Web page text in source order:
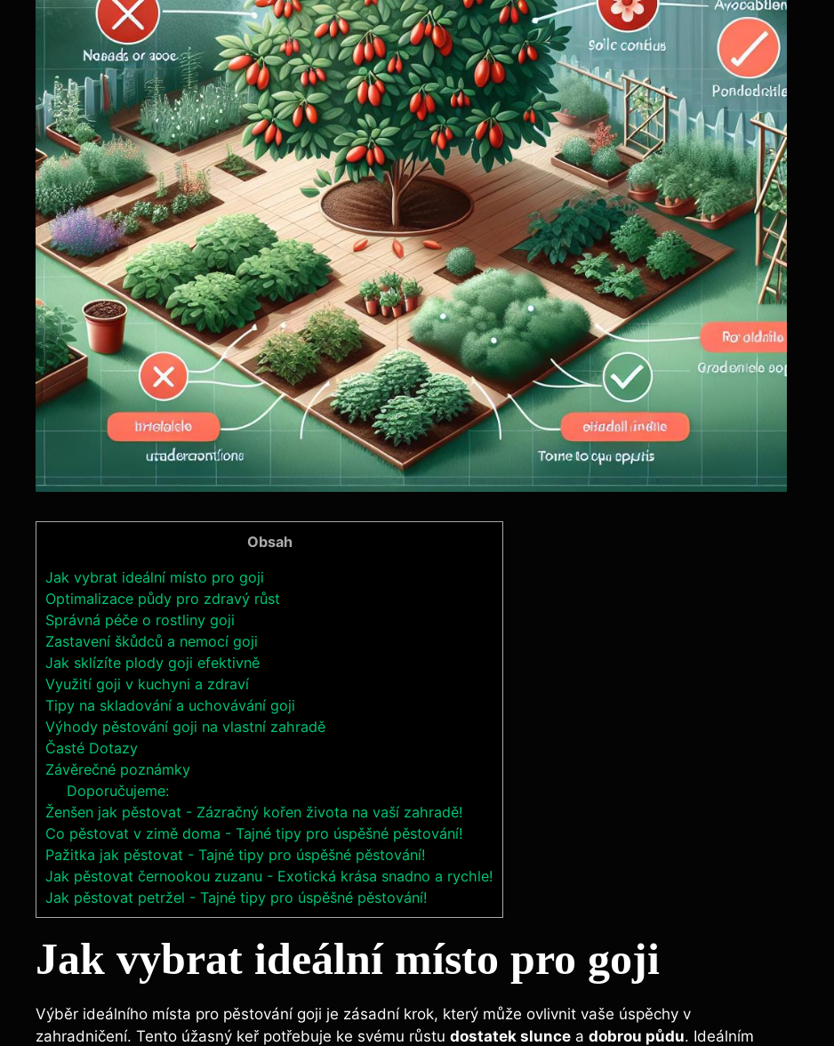
Obsah
Jak vybrat ideální místo pro goji
Optimalizace půdy pro zdravý růst
Správná péče o rostliny goji
Zastavení škůdců a nemocí goji
Jak sklízíte plody goji efektivně
Využití goji v kuchyni a zdraví
Tipy na skladování a uchovávání goji
Výhody pěstování goji na vlastní zahradě
Časté Dotazy
Závěrečné poznámky
Doporučujeme:
Ženšen jak pěstovat - Zázračný kořen života na vaší zahradě!
Co pěstovat v zimě doma - Tajné tipy pro úspěšné pěstování!
Pažitka jak pěstovat - Tajné tipy pro úspěšné pěstování!
Jak pěstovat černookou zuzanu - Exotická krása snadno a rychle!
Jak pěstovat petržel - Tajné tipy pro úspěšné pěstování!
Jak vybrat ideální místo pro goji
Výběr ideálního místa pro pěstování goji je zásadní krok, který může ovlivnit vaše úspěchy v
zahradničení. Tento úžasný keř potřebuje ke svému růstu dostatek slunce a dobrou půdu. Ideálním